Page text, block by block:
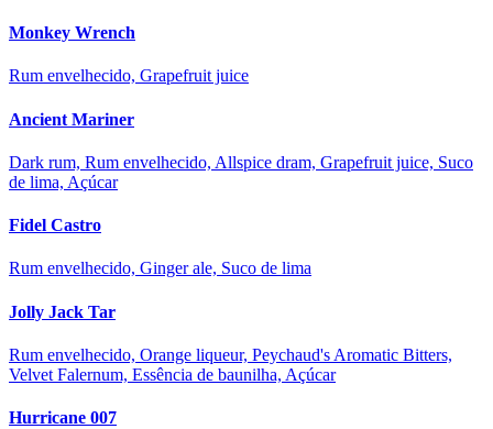
Monkey Wrench
Rum envelhecido, Grapefruit juice
Ancient Mariner
Dark rum, Rum envelhecido, Allspice dram, Grapefruit juice, Suco
de lima, Açúcar
Fidel Castro
Rum envelhecido, Ginger ale, Suco de lima
Jolly Jack Tar
Rum envelhecido, Orange liqueur, Peychaud's Aromatic Bitters,
Velvet Falernum, Essência de baunilha, Açúcar
Hurricane 007